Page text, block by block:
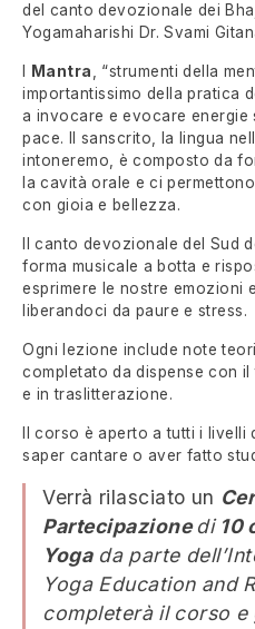
del canto devozionale dei
Yogamaharishi Dr. Svami
Mantra , “strumenti della
importantissimo della pratica
a invocare e evocare energie
pace. Il sanscrito, la lingua
intoneremo, è composto da
la cavità orale e ci
con gioia e bellezza.
Il canto devozionale del Sud
forma musicale a botta e
esprimere le nostre emozioni
liberandoci da paure e stress.
Ogni lezione include note
completato da dispense con
e in traslitterazione.
Il corso è aperto a tutti i
saper cantare o aver fatto
Verrà rilasciato un
Partecipazionedi 10
Yogada parte
Yoga Education and
completerà il corso